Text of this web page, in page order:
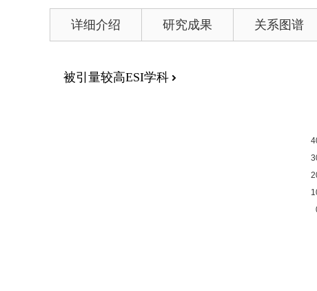
详细介绍 研究成果 关系图谱
被引量较高ESI学科